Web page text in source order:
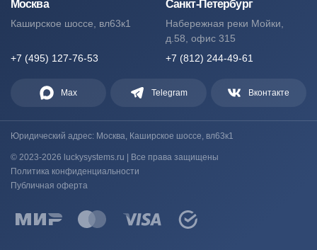
Москва
Каширское шоссе, вл63к1
+7 (495) 127-76-53
Санкт-Петербург
Набережная реки Мойки,
д.58, офис 315
+7 (812) 244-49-61
Max Telegram Вконтакте
Юридический адрес: Москва, Каширское шоссе, вл63к1
© 2023-2026 luckysystems.ru | Все права защищены
Политика конфиденциальности
Публичная оферта